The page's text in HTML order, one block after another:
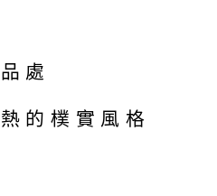
處
的樸實風格